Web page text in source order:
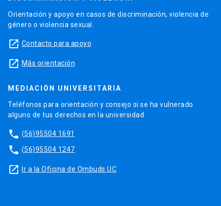
Orientación y apoyo en casos de discriminación, violencia de
género o violencia sexual.
launch Contacto para apoyo
launch Más orientación
MEDIACIÓN UNIVERSITARIA
Teléfonos para orientación y consejo si se ha vulnerado
alguno de tus derechos en la universidad.
phone (56)95504 1691
phone (56)95504 1247
launch Ir a la Oficina de Ombuds UC